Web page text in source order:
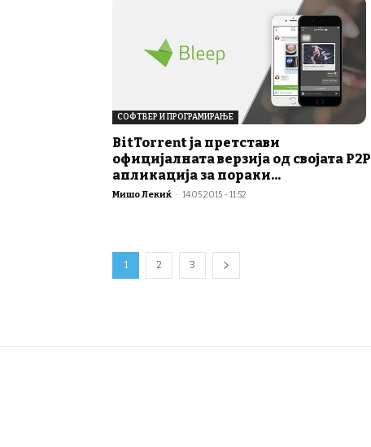
СОФТВЕР И ПРОГРАМИРАЊЕ
BitTorrent ја претстави
официјалната верзија од својата P2P
апликација за пораки...
Мишо Лекиќ - 14.05.2015 - 11:52
1 2 3